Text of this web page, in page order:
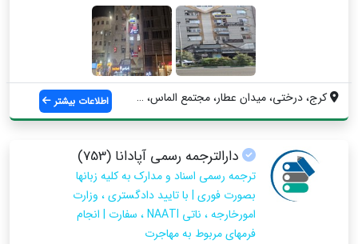
کرج، درختی، میدان عطار، مجتمع الماس، واح... اطلاعات بیشتر
دارالترجمه رسمی آپادانا (753)
ترجمه رسمی اسناد و مدارک به کلیه زبانها
بصورت فوری | با تایید دادگستری ، وزارت
امورخارجه ، ناتی NAATI ، سفارت | انجام
فرمهای مربوط به مهاجرت